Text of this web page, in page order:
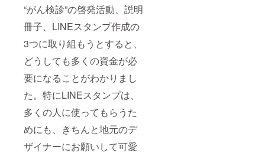
“がん検診”の啓発活動、説明
冊子、LINEスタンプ作成の
3つに取り組もうとすると、
どうしても多くの資金が必
要になることがわかりまし
た。特にLINEスタンプは、
多くの人に使ってもらうた
めにも、きちんと地元のデ
ザイナーにお願いして可愛